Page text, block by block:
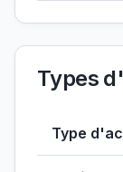
Types
Type